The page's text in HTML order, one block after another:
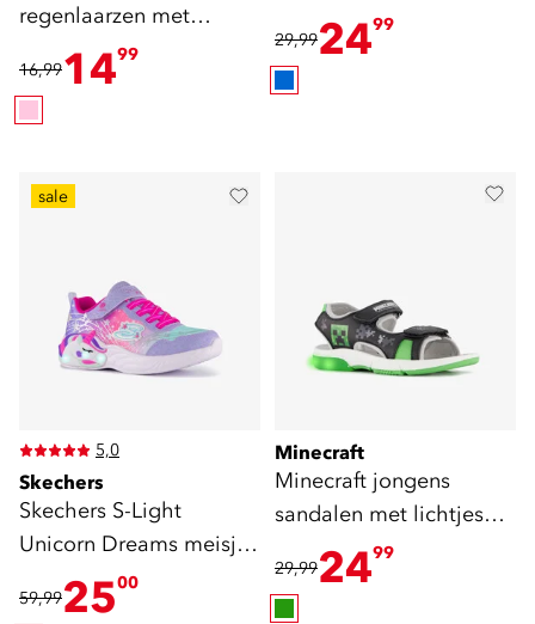
regenlaarzen met
lichtjes
16,991499
29,992499
sale
5,0
Skechers
Skechers S-Light
Unicorn Dreams meisjes
sneakers
59,992500
Minecraft
Minecraft jongens
sandalen met lichtjes
zwart groen
29,992499